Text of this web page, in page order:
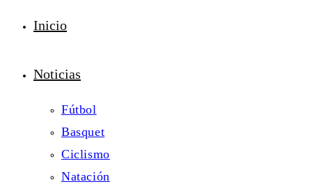
Inicio
Noticias
Fútbol
Basquet
Ciclismo
Natación